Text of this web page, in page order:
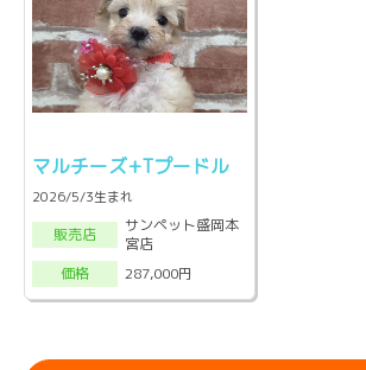
マルチーズ+Tプードル
2026/5/3生まれ
販売店
サンペット盛岡本
宮店
価格
287,000円